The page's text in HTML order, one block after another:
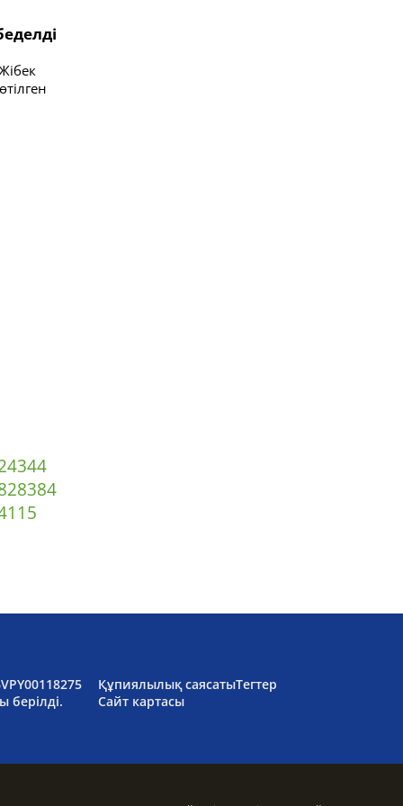
4344
8384
115
берілді.
Құпиялылық саясатыТегтер
Сайт картасы